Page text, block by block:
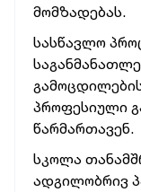
მომზადებას.
სასწავლო
პროფესიული
წარმართავენ.
სკოლა
ადგილობრივ